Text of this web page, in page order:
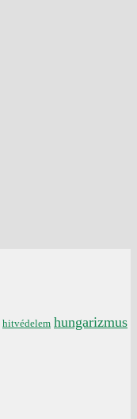
hitvédelem hungarizmus